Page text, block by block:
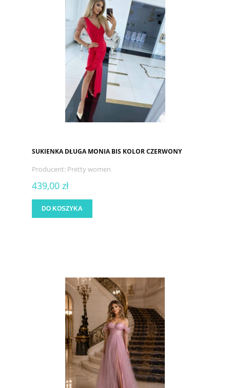
SUKIENKA DŁUGA MONIA BIS KOLOR CZERWONY
Producent: Pretty women
439,00 zł
DO KOSZYKA